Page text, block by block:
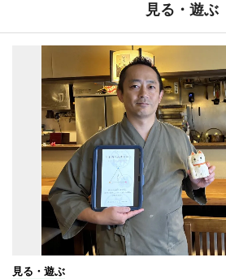
見る・遊ぶ
見る・遊ぶ